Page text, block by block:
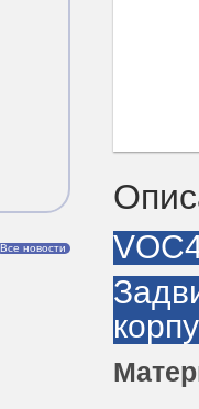
Все новости